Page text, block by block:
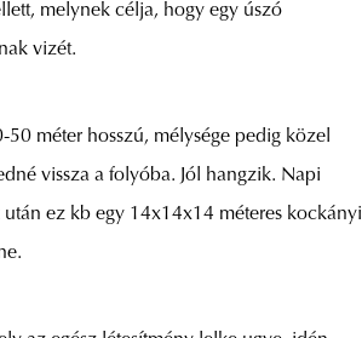
melynek célja, hogy egy úszó
vizét.
méter hosszú, mélysége pedig közel
vissza a folyóba. Jól hangzik. Napi
ez kb egy 14x14x14 méteres kockányi